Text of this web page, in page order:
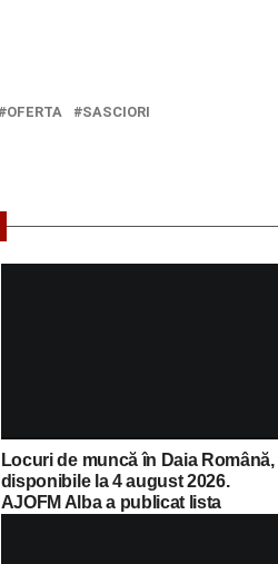
OFERTA SASCIORI
Locuri de muncă în Daia Română,
disponibile la 4 august 2026.
AJOFM Alba a publicat lista